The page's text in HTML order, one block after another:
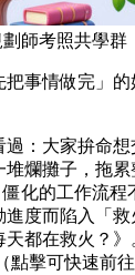
劃師考照共學群
事情做完」的
：大家拚命
爛攤子，拖累
化的工作流程
進度而陷入「
都在救火？
點擊可快速前